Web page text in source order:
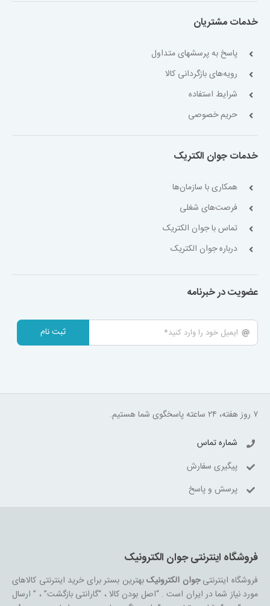
خدمات مشتریان
پاسخ به پرسشهای متداول
رویه‌های بازگردانی کالا
شرایط استفاده
حریم خصوصی
خدمات جوان الکتریک
همکاری با سازمان‌ها
فرصت‌های شغلی
تماس با جوان الکتریک
درباره جوان الکتریک
عضویت در خبرنامه
ثبت نام
۷ روز هفته، ۲۴ ساعته پاسخگوی شما هستیم.
شماره تماس
پیگیری سفارش
پرسش و پاسخ
فروشگاه اینترنتی جوان الکترونیک
فروشگاه اینترنتیجوان الکترونیکبهترین بستر برای خرید اینترنتی کالاهای
مورد نیاز شما در ایران است . “اصل بودن کالا ، “گارانتی بازگشت” ، ” ارسال